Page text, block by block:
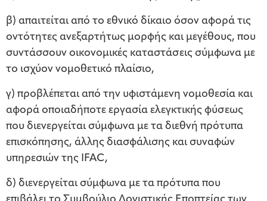
β) απαιτείται από το εθνικό δίκαιο όσον αφορά τις
οντότητες ανεξαρτήτως μορφής και μεγέθους, που
συντάσσουν οικονομικές καταστάσεις σύμφωνα με
το ισχύον νομοθετικό πλαίσιο,
γ) προβλέπεται από την υφιστάμενη νομοθεσία και
αφορά οποιαδήποτε εργασία ελεγκτικής φύσεως
που διενεργείται σύμφωνα με τα διεθνή πρότυπα
επισκόπησης, άλλης διασφάλισης και συναφών
υπηρεσιών της IFAC,
δ) διενεργείται σύμφωνα με τα πρότυπα που